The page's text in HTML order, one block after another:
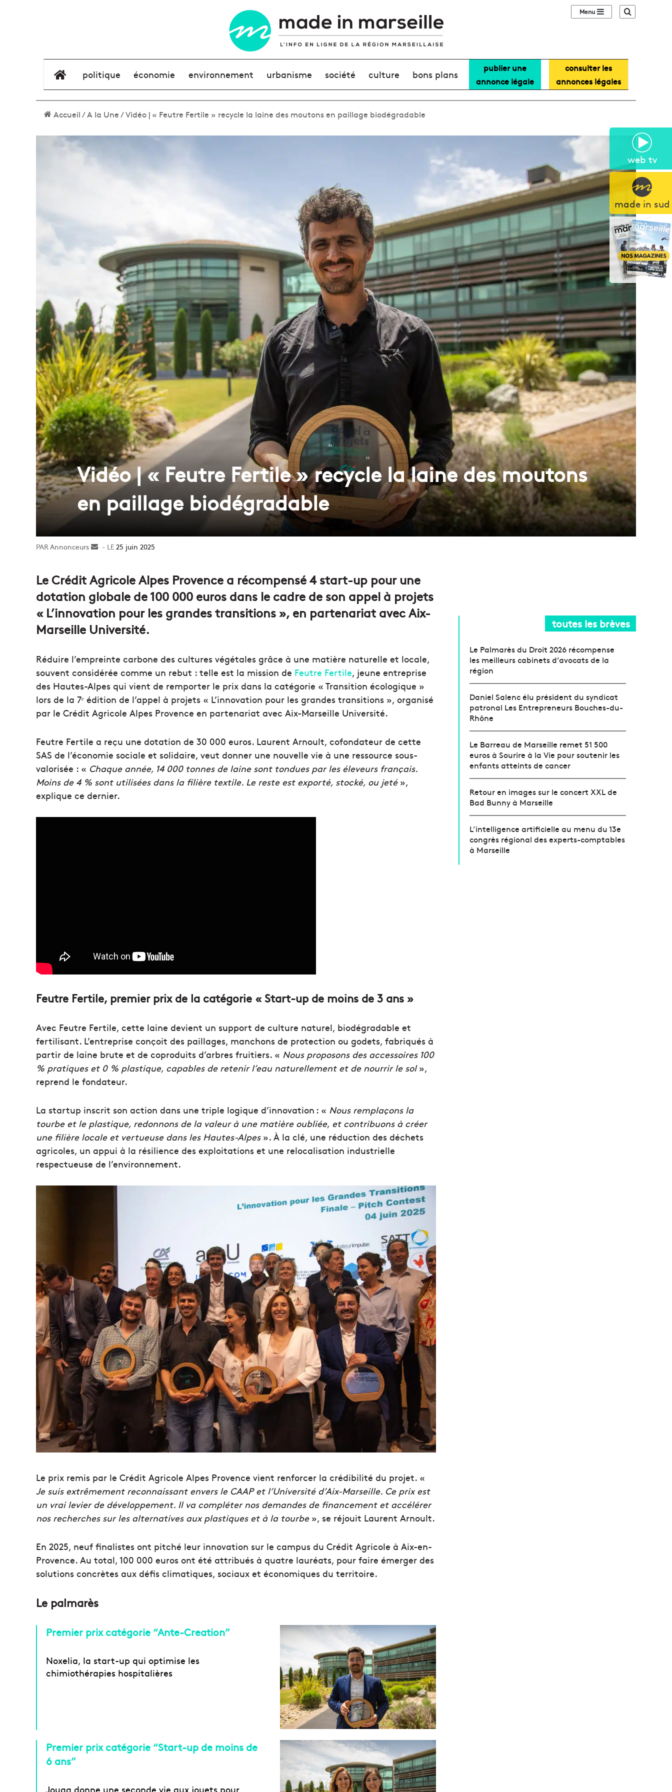
web tv
made in sud
Sidebar (barre
élément de menu
politique économie environnement urbanisme société culture bons plans
publier une
annonce légale
consulter les
annonces légales
Accueil/A la Une/Vidéo | « Feutre Fertile » recycle la laine des moutons en paillage biodégradable
Vidéo | « Feutre Fertile » recycle la laine des moutons
en paillage biodégradable
Annonceurs
Envoyer25 juin 2025
Le Crédit Agricole Alpes Provence a récompensé 4 start-up pour une
dotation globale de 100 000 euros dans le cadre de son appel à projets
« L’innovation pour les grandes transitions », en partenariat avec Aix-
Marseille Université.
Réduire l’empreinte carbone des cultures végétales grâce à une matière naturelle et locale,
souvent considérée comme un rebut : telle est la mission de Feutre Fertile, jeune entreprise
des Hautes-Alpes qui vient de remporter le prix dans la catégorie « Transition écologique »
lors de la 7ᵉ édition de l’appel à projets « L’innovation pour les grandes transitions », organisé
par le Crédit Agricole Alpes Provence en partenariat avec Aix-Marseille Université.
Feutre Fertile a reçu une dotation de 30 000 euros. Laurent Arnoult, cofondateur de cette
SAS de l’économie sociale et solidaire, veut donner une nouvelle vie à une ressource sous-
valorisée : « Chaque année, 14 000 tonnes de laine sont tondues par les éleveurs français.
Moins de 4 % sont utilisées dans la filière textile. Le reste est exporté, stocké, ou jeté»,
explique ce dernier.
Feutre Fertile, premier prix de la catégorie « Start-up de moins de 3 ans »
Avec Feutre Fertile, cette laine devient un support de culture naturel, biodégradable et
fertilisant. L’entreprise conçoit des paillages, manchons de protection ou godets, fabriqués à
partir de laine brute et de coproduits d’arbres fruitiers. « Nous proposons des accessoires 100
% pratiques et 0 % plastique, capables de retenir l’eau naturellement et de nourrir le sol»,
reprend le fondateur.
La startup inscrit son action dans une triple logique d’innovation : « Nous remplaçons la
tourbe et le plastique, redonnons de la valeur à une matière oubliée, et contribuons à créer
une filière locale et vertueuse dans les Hautes-Alpes». À la clé, une réduction des déchets
agricoles, un appui à la résilience des exploitations et une relocalisation industrielle
respectueuse de l’environnement.
Le prix remis par le Crédit Agricole Alpes Provence vient renforcer la crédibilité du projet. «
Je suis extrêmement reconnaissant envers le CAAP et l’Université d’Aix-Marseille. Ce prix est
un vrai levier de développement. Il va compléter nos demandes de financement et accélérer
nos recherches sur les alternatives aux plastiques et à la tourbe», se réjouit Laurent Arnoult.
En 2025, neuf finalistes ont pitché leur innovation sur le campus du Crédit Agricole à Aix-en-
Provence. Au total, 100 000 euros ont été attribués à quatre lauréats, pour faire émerger des
solutions concrètes aux défis climatiques, sociaux et économiques du territoire.
Le palmarès
Premier prix catégorie “Ante-Creation”
Noxelia, la start-up qui optimise les
chimiothérapies hospitalières
Premier prix catégorie “Start-up de moins de
6 ans”
Jouga donne une seconde vie aux jouets pour
toutes les brèves
Le Palmarès du Droit 2026 récompense
les meilleurs cabinets d’avocats de la
région
Daniel Salenc élu président du syndicat
patronal Les Entrepreneurs Bouches-du-
Rhône
Le Barreau de Marseille remet 51 500
euros à Sourire à la Vie pour soutenir les
enfants atteints de cancer
Retour en images sur le concert XXL de
Bad Bunny à Marseille
L’intelligence artificielle au menu du 13e
congrès régional des experts-comptables
à Marseille